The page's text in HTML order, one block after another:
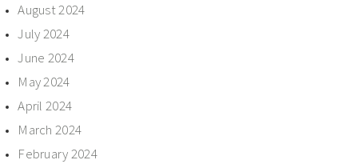
August 2024
July 2024
June 2024
May 2024
April 2024
March 2024
February 2024